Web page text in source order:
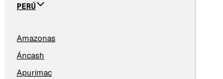
PERÚ
Amazonas
Áncash
Apurímac